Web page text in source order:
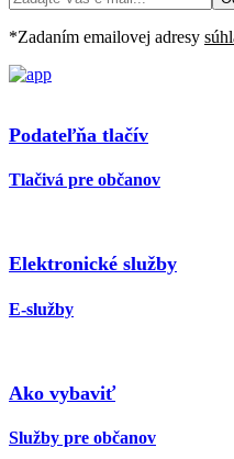
*Zadaním emailovej adresy
Podateľňa tlačív
Tlačivá pre občanov
Elektronické služby
E-služby
Ako vybaviť
Služby pre občanov